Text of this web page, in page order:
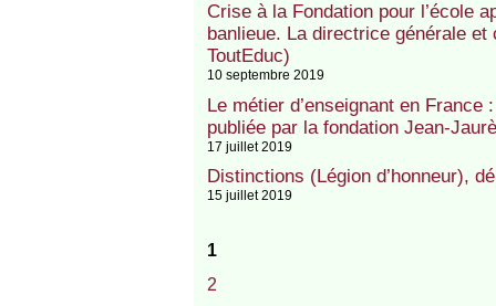
Crise à la Fondation pour l’école
banlieue. La directrice générale
ToutEduc)
10 septembre 2019
Le métier d’enseignant en
publiée par la fondation Jean-
17 juillet 2019
Distinctions (Légion d’honneur),
15 juillet 2019
1
2